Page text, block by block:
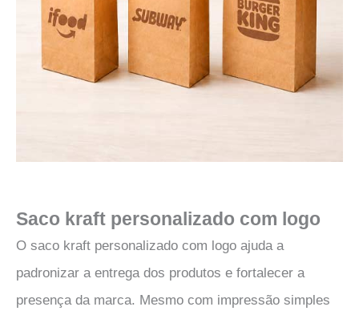
Saco kraft personalizado com logo
O saco kraft personalizado com logo ajuda a
padronizar a entrega dos produtos e fortalecer a
presença da marca. Mesmo com impressão simples